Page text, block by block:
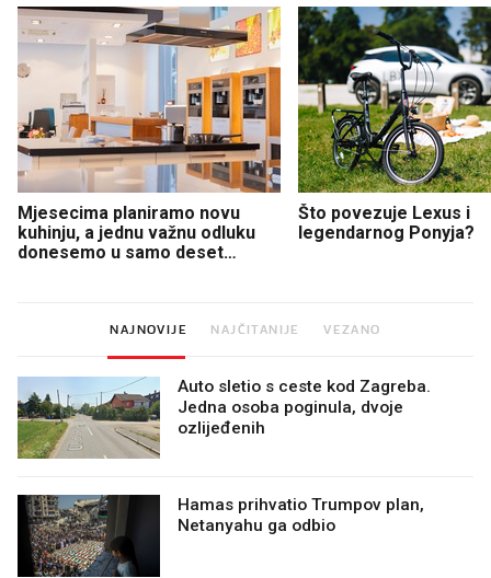
Mjesecima planiramo novu
kuhinju, a jednu važnu odluku
donesemo u samo deset
Što povezuje Lexus i
legendarnog Ponyja?
NAJNOVIJE NAJČITANIJE VEZANO
Auto sletio s ceste kod Zagreba.
Jedna osoba poginula, dvoje
ozlijeđenih
Hamas prihvatio Trumpov plan,
Netanyahu ga odbio